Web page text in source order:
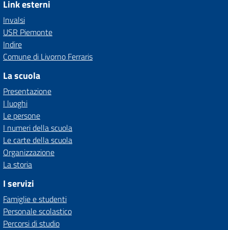
Link esterni
Invalsi
USR Piemonte
Indire
Comune di Livorno Ferraris
La scuola
Presentazione
I luoghi
Le persone
I numeri della scuola
Le carte della scuola
Organizzazione
La storia
I servizi
Famiglie e studenti
Personale scolastico
Percorsi di studio